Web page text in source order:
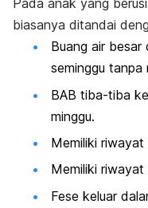
Pada anak yang
biasanya ditandai
Buang air besar
seminggu tanpa
BAB tiba-tiba
minggu.
Memiliki
Memiliki
Fese keluar